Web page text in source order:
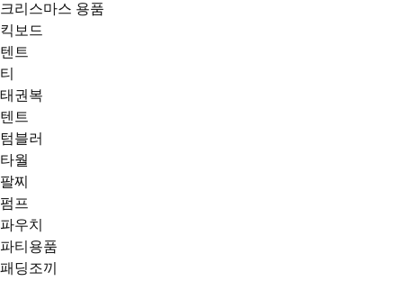
크리스마스 용품
킥보드
텐트
티
태권복
텐트
텀블러
타월
팔찌
펌프
파우치
파티용품
패딩조끼